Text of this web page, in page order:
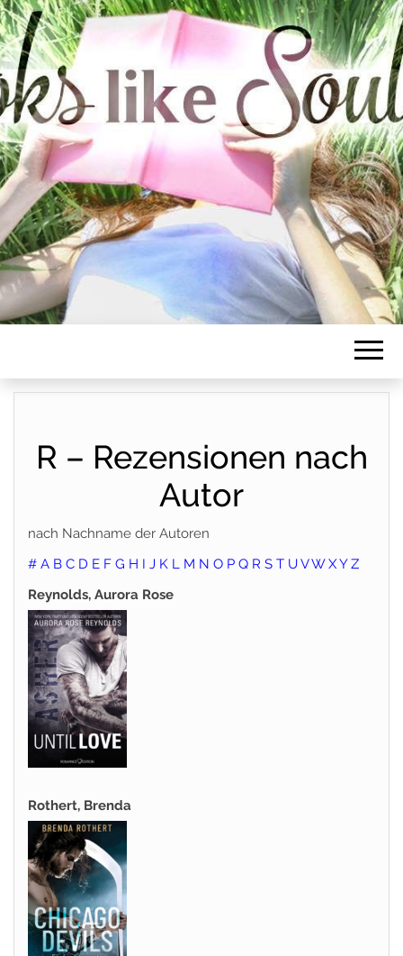
BOOKS LIKE
SOULMATE
R – Rezensionen nach
Autor
nach Nachname der Autoren
# A B C D E F G H I J K L M N O P Q R S T UVW XY Z
Reynolds, Aurora Rose
Rothert, Brenda